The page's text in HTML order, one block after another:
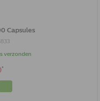
Capsules
verzonden
*